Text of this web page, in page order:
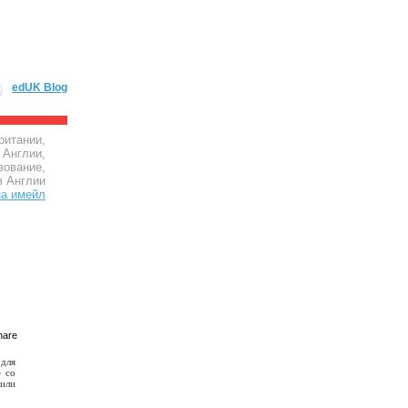
edUK Blog
Англии,
Англии
со